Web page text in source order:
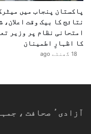
پاکستان پنجاب میں
نتائج کا بیک وقت اعلان،
امتحانی نظام پر وزیر
کا اظہارِ اطمینان
18 گھنٹے ago
آزادیٴ صحافت ،